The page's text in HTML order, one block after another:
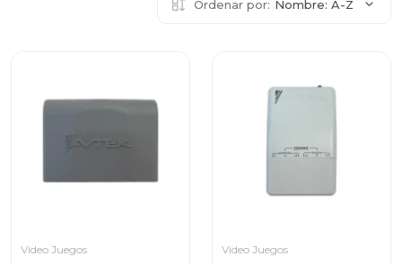
Ordenar por: Nombre: A-Z
Video Juegos Video Juegos